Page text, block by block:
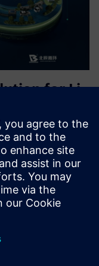
for Li-
visual guidance for
early warning
collaborative
level of th...